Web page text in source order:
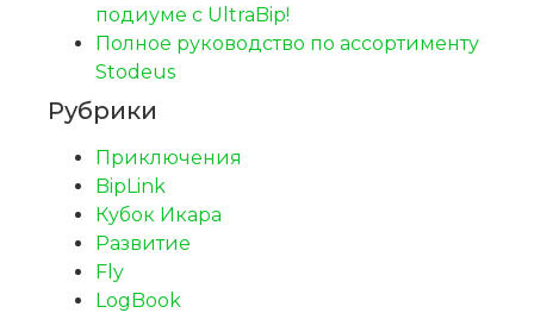
подиуме с UltraBip!
Полное руководство по ассортименту
Stodeus
Рубрики
Приключения
BipLink
Кубок Икара
Развитие
Fly
LogBook